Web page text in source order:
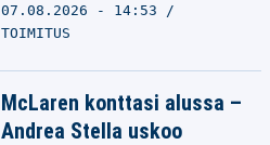
07.08.2026 - 14:53
TOIMITUS
McLaren konttasi alussa –
Andrea Stella uskoo